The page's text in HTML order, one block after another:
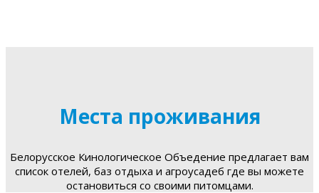
Места проживания
Белорусское Кинологическое Объедение предлагает вам
список отелей, баз отдыха и агроусадеб где вы можете
остановиться со своими питомцами.